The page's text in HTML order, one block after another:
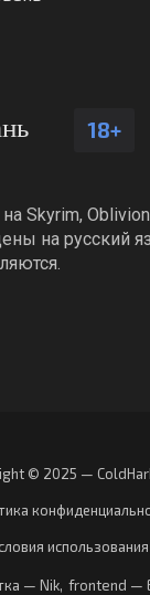
18+
Skyrim,
на русский
© 2025 —
использования
— Nik, frontend —